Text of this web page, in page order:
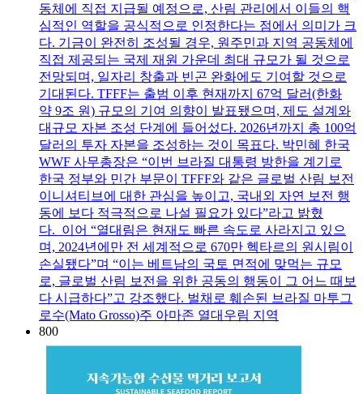
동체에 직접 지급될 예정으로, 산림 관리에서 이들의 핵
심적인 역할을 공식적으로 인정한다는 점에서 의미가 크
다. 기금이 완전히 조성될 경우, 원주민과 지역 공동체에
직접 제공되는 국제 재원 가운데 최대 규모가 될 것으로
전망되며, 일자리 창출과 빈곤 완화에도 기여할 것으로
기대된다. TFFF는 출범 이후 현재까지 67억 달러(한화
약 9조 원) 규모의 기여 의향이 발표됐으며, 제도 설계와
대규모 자본 조성 단계에 들어섰다. 2026년까지 총 100억
달러의 투자 자본을 조성하는 것이 목표다. 박민혜 한국
WWF 사무총장은 “이번 브라질 대통령 방한을 계기로
한국 정부와 민간 부문이 TFFF와 같은 글로벌 산림 보전
이니셔티브에 대한 관심을 높이고, 국내외 자연 보전 행
동에 보다 적극적으로 나설 필요가 있다”라고 밝혔
다. 이어 “열대림은 현재도 빠른 속도로 사라지고 있으
며, 2024년에만 전 세계적으로 670만 헥타르의 원시림이
손실됐다”며 “이는 베트남의 국토 면적에 맞먹는 규모
로, 글로벌 산림 보전을 위한 공동의 행동이 그 어느 때보
다 시급하다”고 강조했다. 벌채로 훼손된 브라질 마투그
로수(Mato Grosso)주 아마존 열대우림 지역
800